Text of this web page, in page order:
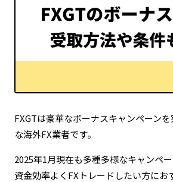
業界10年以上の専門チームによる執筆
プロジェクト評価方法に基づく客観的な
編集方針に沿った透明性の高い情報発
FXGTは豪華なボーナスキャンペーン
な海外FX業者です。
2025年1月現在も多種多様なキャンペー
資金効率よくFXトレードしたい方にお